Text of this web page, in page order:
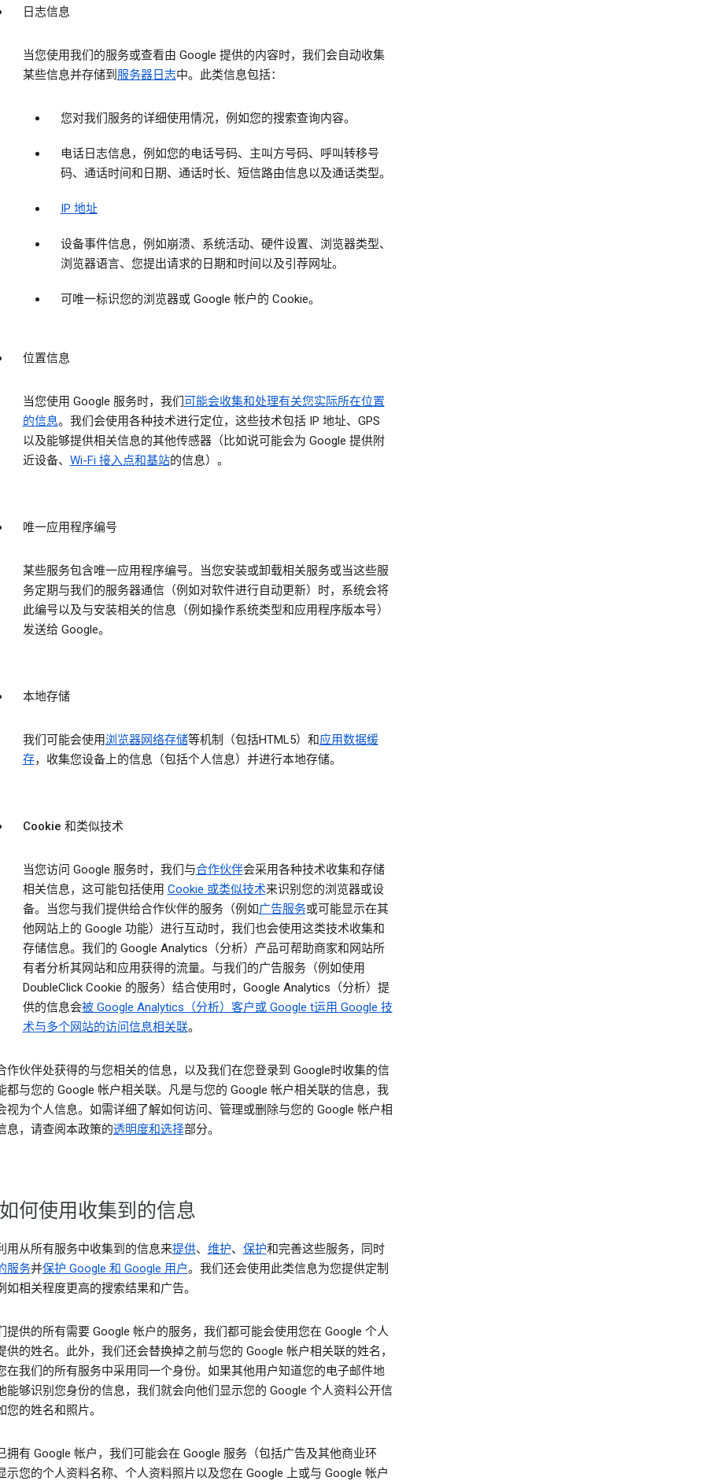
日志信息
当您使用我们的服务或查看由 Google 提供的内容时，我们会自动收集
某些信息并存储到 服务器日志中。此类信息包括：
您对我们服务的详细使用情况，例如您的搜索查询内容。
电话日志信息，例如您的电话号码、主叫方号码、呼叫转移号
码、通话时间和日期、通话时长、短信路由信息以及通话类型。
IP 地址
设备事件信息，例如崩溃、系统活动、硬件设置、浏览器类型、
浏览器语言、您提出请求的日期和时间以及引荐网址。
可唯一标识您的浏览器或 Google 帐户的 Cookie。
位置信息
当您使用 Google 服务时，我们可能会收集和处理有关您实际所在位置
的信息。我们会使用各种技术进行定位，这些技术包括 IP 地址、GPS
以及能够提供相关信息的其他传感器（比如说可能会为 Google 提供附
近设备、 Wi-Fi 接入点和基站的信息）。
唯一应用程序编号
某些服务包含唯一应用程序编号。当您安装或卸载相关服务或当这些服
务定期与我们的服务器通信（例如对软件进行自动更新）时，系统会将
此编号以及与安装相关的信息（例如操作系统类型和应用程序版本号）
发送给 Google。
本地存储
我们可能会使用浏览器网络存储等机制（包括HTML5）和应用数据缓
存，收集您设备上的信息（包括个人信息）并进行本地存储。
Cookie 和类似技术
当您访问 Google 服务时，我们与合作伙伴会采用各种技术收集和存储
相关信息，这可能包括使用 Cookie 或类似技术来识别您的浏览器或设
备。当您与我们提供给合作伙伴的服务（例如广告服务或可能显示在其
他网站上的 Google 功能）进行互动时，我们也会使用这类技术收集和
存储信息。我们的 Google Analytics（分析）产品可帮助商家和网站所
有者分析其网站和应用获得的流量。与我们的广告服务（例如使用
DoubleClick Cookie 的服务）结合使用时，Google Analytics（分析）提
供的信息会被 Google Analytics（分析）客户或 Google t运用 Google 技
术与多个网站的访问信息相关联。
作伙伴处获得的与您相关的信息，以及我们在您登录到 Google时收集的信
都与您的 Google 帐户相关联。凡是与您的 Google 帐户相关联的信息，我
视为个人信息。如需详细了解如何访问、管理或删除与您的 Google 帐户相
息，请查阅本政策的透明度和选择部分。
何使用收集到的信息
用从所有服务中收集到的信息来提供、 维护、 保护和完善这些服务，同时
服务并保护 Google 和 Google 用户。我们还会使用此类信息为您提供定制
如相关程度更高的搜索结果和广告。
提供的所有需要 Google 帐户的服务，我们都可能会使用您在 Google 个人
供的姓名。此外，我们还会替换掉之前与您的 Google 帐户相关联的姓名，
在我们的所有服务中采用同一个身份。如果其他用户知道您的电子邮件地
能够识别您身份的信息，我们就会向他们显示您的 Google 个人资料公开信
您的姓名和照片。
拥有 Google 帐户，我们可能会在 Google 服务（包括广告及其他商业环
示您的个人资料名称、个人资料照片以及您在 Google 上或与 Google 帐户